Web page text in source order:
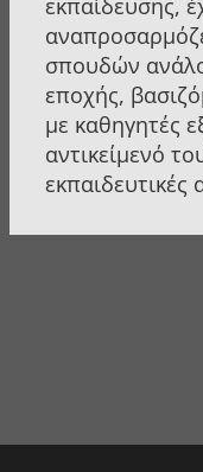
σπουδών
εποχής,
με καθηγητές
αντικείμενό
εκπαιδευτικές